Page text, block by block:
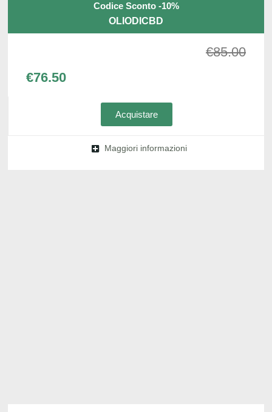
Codice Sconto -10%
OLIODICBD
€85.00
€76.50
Acquistare
Maggiori informazioni